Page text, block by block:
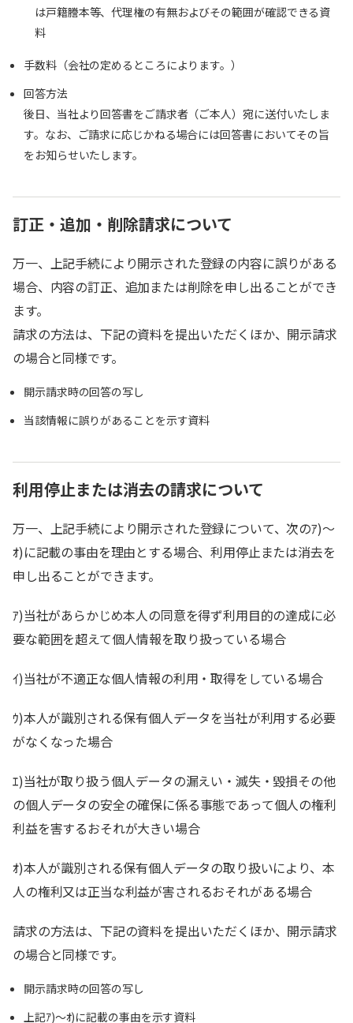
は戸籍謄本等、代理権の有無およびその範囲が確認できる資
料
手数料（会社の定めるところによります。）
回答方法
後日、当社より回答書をご請求者（ご本人）宛に送付いたしま
す。なお、ご請求に応じかねる場合には回答書においてその旨
をお知らせいたします。
訂正・追加・削除請求について
万一、上記手続により開示された登録の内容に誤りがある
場合、内容の訂正、追加または削除を申し出ることができ
ます。
請求の方法は、下記の資料を提出いただくほか、開示請求
の場合と同様です。
開示請求時の回答の写し
当該情報に誤りがあることを示す資料
利用停止または消去の請求について
万一、上記手続により開示された登録について、次のｱ)～
ｵ)に記載の事由を理由とする場合、利用停止または消去を
申し出ることができます。
ｱ)当社があらかじめ本人の同意を得ず利用目的の達成に必
要な範囲を超えて個人情報を取り扱っている場合
ｲ)当社が不適正な個人情報の利用・取得をしている場合
ｳ)本人が識別される保有個人データを当社が利用する必要
がなくなった場合
ｴ)当社が取り扱う個人データの漏えい・滅失・毀損その他
の個人データの安全の確保に係る事態であって個人の権利
利益を害するおそれが大きい場合
ｵ)本人が識別される保有個人データの取り扱いにより、本
人の権利又は正当な利益が害されるおそれがある場合
請求の方法は、下記の資料を提出いただくほか、開示請求
の場合と同様です。
開示請求時の回答の写し
上記ｱ)～ｵ)に記載の事由を示す資料